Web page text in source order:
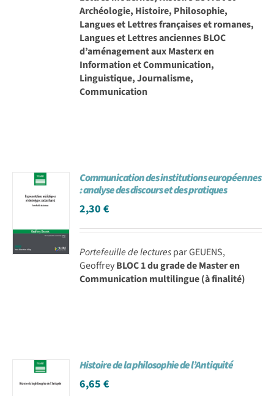
Archéologie, Histoire, Philosophie,
Langues et Lettres françaises et romanes,
Langues et Lettres anciennes BLOC
d’aménagement aux Masterx en
Information et Communication,
Linguistique, Journalisme,
Communication
Communication des institutions européennes
: analyse des discours et des pratiques
2,30€
Portefeuille de lecturespar GEUENS,
GeoffreyBLOC 1 du grade de Master en
Communication multilingue (à finalité)
Histoire de la philosophie de l’Antiquité
6,65€